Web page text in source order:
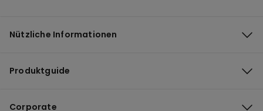
Nützliche Informationen
Produktguide
Corporate